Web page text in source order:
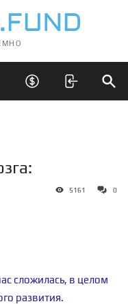
Открыть скрытые
5161 0
сложилась, в целом
развития.